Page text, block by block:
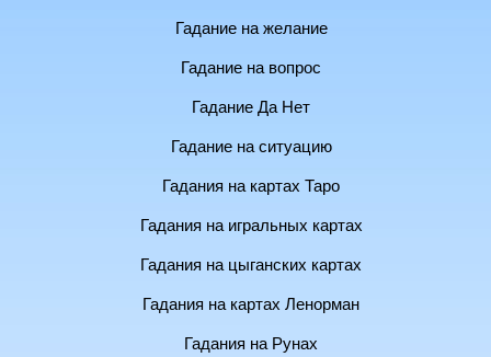
Гадание на желание
Гадание на вопрос
Гадание Да Нет
Гадание на ситуацию
Гадания на картах Таро
Гадания на игральных картах
Гадания на цыганских картах
Гадания на картах Ленорман
Гадания на Рунах